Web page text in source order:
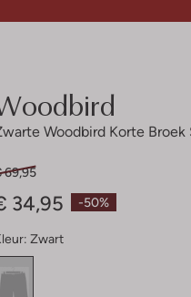
Woodbird Korte
-50%
69,95
34,95
Zwart